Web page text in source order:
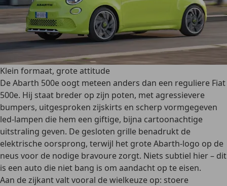
Klein formaat, grote attitude
De Abarth 500e oogt meteen anders dan een reguliere Fiat
500e. Hij staat breder op zijn poten, met agressievere
bumpers, uitgesproken zijskirts en scherp vormgegeven
led-lampen die hem een giftige, bijna cartoonachtige
uitstraling geven. De gesloten grille benadrukt de
elektrische oorsprong, terwijl het grote Abarth-logo op de
neus voor de nodige bravoure zorgt. Niets subtiel hier – dit
is een auto die niet bang is om aandacht op te eisen.
Aan de zijkant valt vooral de wielkeuze op: stoere